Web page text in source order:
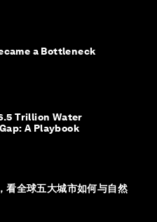
a Bottleneck
Trillion Water
A Playbook
看全球五大城市如何与自然